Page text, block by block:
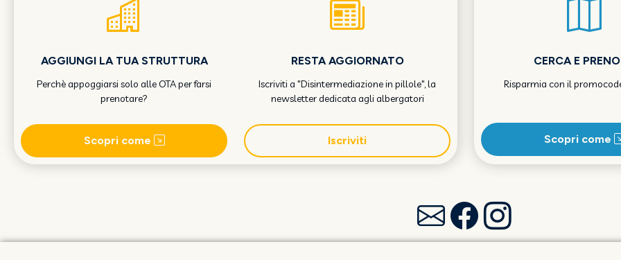
AGGIUNGI LA TUA STRUTTURA
Perchè appoggiarsi solo alle OTA per farsi
prenotare?
Scopri come
RESTA AGGIORNATO
Iscriviti a "Disintermediazione in pillole", la
newsletter dedicata agli albergatori
Iscriviti
CERCA E
Risparmia con il
Scopri come